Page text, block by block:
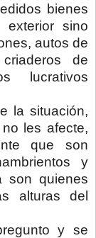
bienes
sino
autos de
de
lucrativos
la situación,
les afecte,
que son
y
son quienes
alturas del
y se